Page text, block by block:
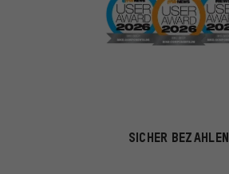
SICHER BEZAHLEN